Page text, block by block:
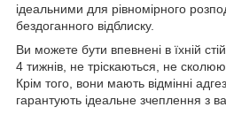
ідеальними для рівномірного
бездоганного відблиску.
Ви можете бути впевнені в їхній
4 тижнів, не тріскаються, не
Крім того, вони мають відмінні
гарантують ідеальне зчеплення з